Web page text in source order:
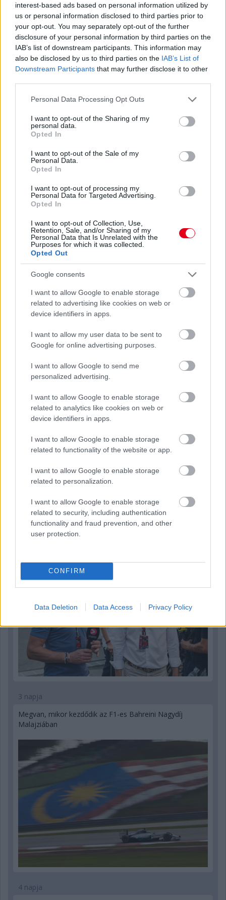
interest-based ads based on personal information utilized by
us or personal information disclosed to third parties prior to
your opt-out. You may separately opt-out of the further
disclosure of your personal information by third parties on the
IAB’s list of downstream participants. This information may
also be disclosed by us to third parties on the IAB’s List of
Downstream Participants that may further disclose it to other
Please note that this website/app uses one or more Google
not limited to your visit or usage behaviour. You may click to
grant or deny consent to Google and its third-party tags to
use your data for below specified purposes in below Google
consent section.
Personal Data Processing Opt Outs
I want to opt-out of the Sharing of my
personal data.
Opted In
I want to opt-out of the Sale of my
Personal Data.
Opted In
I want to opt-out of processing my
Personal Data for Targeted Advertising.
Opted In
I want to opt-out of Collection, Use,
Retention, Sale, and/or Sharing of my
Personal Data that Is Unrelated with the
Purposes for which it was collected.
Opted Out
Google consents
I want to allow Google to enable storage
related to advertising like cookies on web or
device identifiers in apps.
I want to allow my user data to be sent to
Google for online advertising purposes.
I want to allow Google to send me
personalized advertising.
I want to allow Google to enable storage
related to analytics like cookies on web or
device identifiers in apps.
I want to allow Google to enable storage
related to functionality of the website or app.
I want to allow Google to enable storage
related to personalization.
I want to allow Google to enable storage
related to security, including authentication
functionality and fraud prevention, and other
user protection.
CONFIRM
Data Deletion Data Access Privacy Policy
Kerékpáros világbajnokságra kvalifikálta magát Bottas az
F1-es nyári szünetben
2 napja
Montoya szerint Antonelli kedvessége sem segít
Russellen
2 napja
Hakkinen megtartaná a Norris-Piastri párost a
McLarennél, nem borítaná fel Verstappenért
3 napja
Megvan, mikor kezdődik az F1-es Bahreini Nagydíj
Malajziában
4 napja